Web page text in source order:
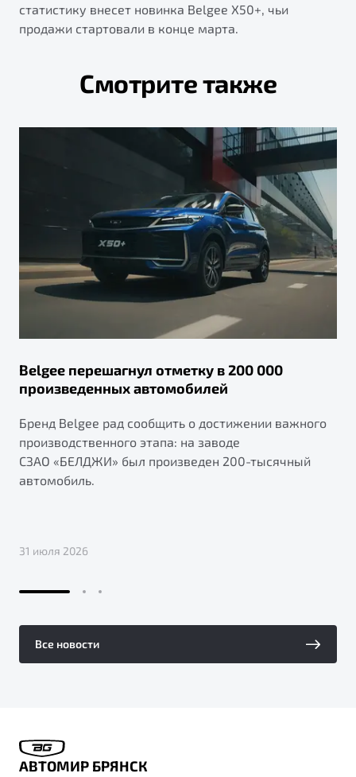
статистику внесет новинка Belgee X50+, чьи
продажи стартовали в конце марта.
Смотрите также
Belgee перешагнул отметку в 200 000
произведенных автомобилей
Бренд Belgee рад сообщить о достижении важного
производственного этапа: на заводе
СЗАО «БЕЛДЖИ» был произведен 200-тысячный
автомобиль.
31 июля 2026
Все новости
АВТОМИР БРЯНСК